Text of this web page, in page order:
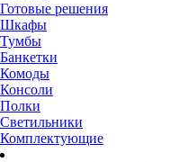
Готовые решения
Шкафы
Тумбы
Банкетки
Комоды
Консоли
Полки
Светильники
Комплектующие